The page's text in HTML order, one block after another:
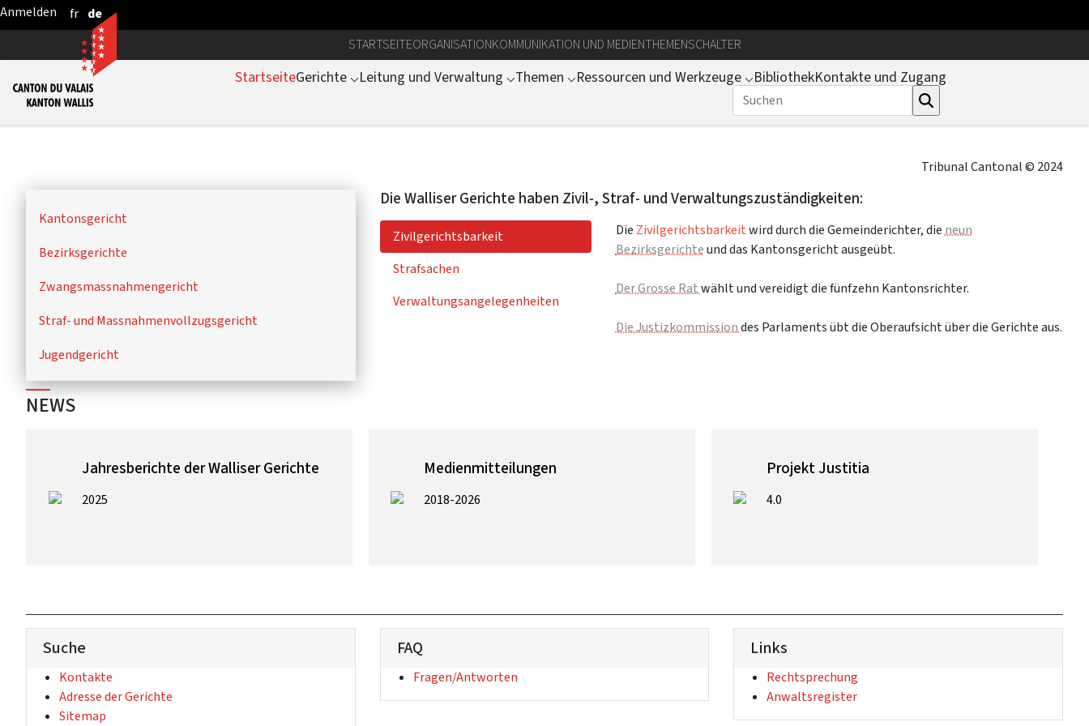
Zum Hauptinhalt springen
fr de
STARTSEITEORGANISATIONKOMMUNIKATION UND MEDIENTHEMENSCHALTER
StartseiteGerichte⌵Leitung und Verwaltung ⌵Themen ⌵Ressourcen und Werkzeuge⌵BibliothekKontakte und Zugang
Tribunal Cantonal © 2024
Kantonsgericht
Bezirksgerichte
Zwangsmassnahmengericht
Straf- und Massnahmenvollzugsgericht
Jugendgericht
Die Walliser Gerichte haben Zivil-, Straf- und Verwaltungszuständigkeiten:
Zivilgerichtsbarkeit
Strafsachen
Verwaltungsangelegenheiten
Die Zivilgerichtsbarkeitwird durch die Gemeinderichter, die neun
Bezirksgerichteund das Kantonsgericht ausgeübt.
Der Grosse Ratwählt und vereidigt die fünfzehn Kantonsrichter.
Die Justizkommissiondes Parlaments übt die Oberaufsicht über die Gerichte aus.
NEWS
Jahresberichte der Walliser Gerichte
2025
Medienmitteilungen
2018-2026
Projekt Justitia
4.0
Suche
Kontakte
Adresse der Gerichte
Sitemap
FAQ
Fragen/Antworten(Externer Link)
Links
Rechtsprechung
Anwaltsregister(Externer Link)